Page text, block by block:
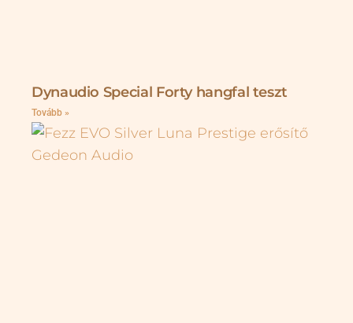
Dynaudio Special Forty hangfal teszt
Tovább »